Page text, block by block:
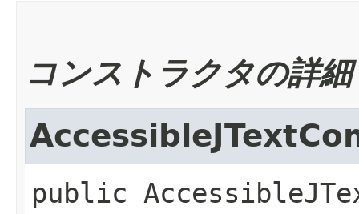
コンストラクタの詳細
public